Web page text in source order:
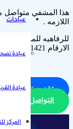
عيادات
عيادة
عيادة
المركز
هذا المشفي متواصل
اللازمه .
الارقام 1421 و 0991533348
تقديم المستشفي
التواصل مع